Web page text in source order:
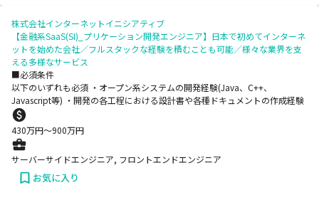
株式会社インターネットイニシアティブ
【金融系SaaS(SI)_プリケーション開発エンジニア】日本で初めてインターネ
ットを始めた会社／フルスタックな経験を積むことも可能／様々な業界を支
える多様なサービス
■必須条件
以下のいずれも必須 ・オープン系システムの開発経験(Java、C++、
Javascript等) ・開発の各工程における設計書や各種ドキュメントの作成経験
430万円〜900万円
サーバーサイドエンジニア, フロントエンドエンジニア
お気に入り